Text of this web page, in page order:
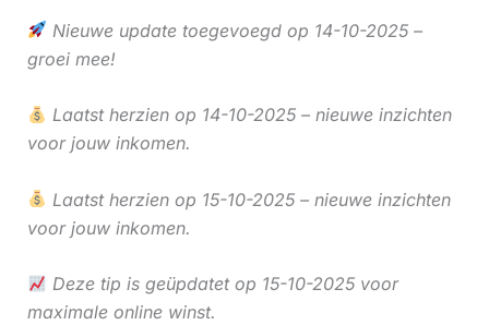
Nieuwe update toegevoegd op 14-10-2025 –
groei mee!
Laatst herzien op 14-10-2025 – nieuwe inzichten
voor jouw inkomen.
Laatst herzien op 15-10-2025 – nieuwe inzichten
voor jouw inkomen.
Deze tip is geüpdatet op 15-10-2025 voor
maximale online winst.